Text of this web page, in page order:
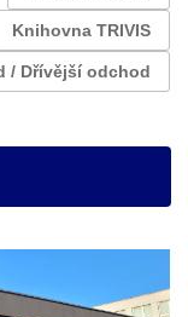
Knihovna TRIVIS
/ Dřívější odchod